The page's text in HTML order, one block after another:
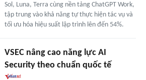
Sol, Luna, Terra cùng nền tảng ChatGPT Work,
tập trung vào khả năng tự thực hiện tác vụ và
tối ưu hóa hiệu suất lập trình lên đến 54%.
VSEC nâng cao năng lực AI
Security theo chuẩn quốc tế